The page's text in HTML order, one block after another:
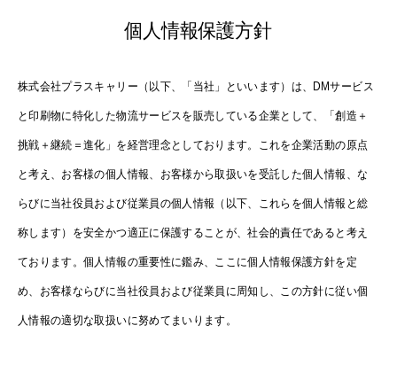
個人情報保護方針
株式会社プラスキャリー（以下、「当社」といいます）は、DMサービス
と印刷物に特化した物流サービスを販売している企業として、「創造＋
挑戦＋継続＝進化」を経営理念としております。これを企業活動の原点
と考え、お客様の個人情報、お客様から取扱いを受託した個人情報、な
らびに当社役員および従業員の個人情報（以下、これらを個人情報と総
称します）を安全かつ適正に保護することが、社会的責任であると考え
ております。個人情報の重要性に鑑み、ここに個人情報保護方針を定
め、お客様ならびに当社役員および従業員に周知し、この方針に従い個
人情報の適切な取扱いに努めてまいります。